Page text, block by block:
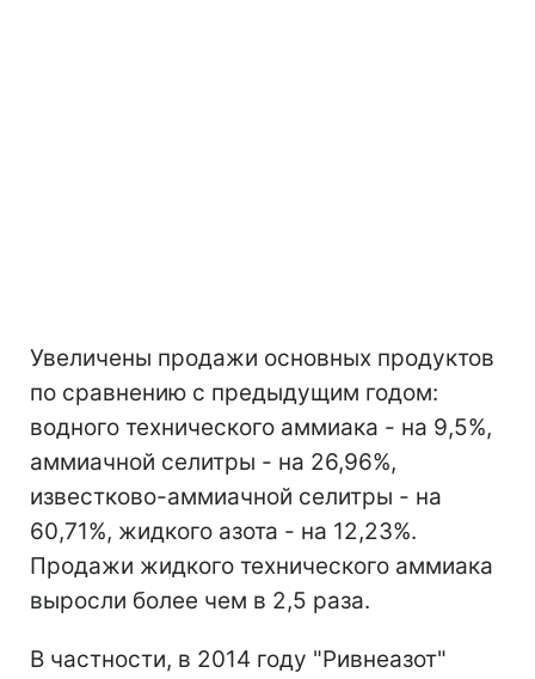
Увеличены продажи основных продуктов
по сравнению с предыдущим годом:
водного технического аммиака - на 9,5%,
аммиачной селитры - на 26,96%,
известково-аммиачной селитры - на
60,71%, жидкого азота - на 12,23%.
Продажи жидкого технического аммиака
выросли более чем в 2,5 раза.
В частности, в 2014 году "Ривнеазот"